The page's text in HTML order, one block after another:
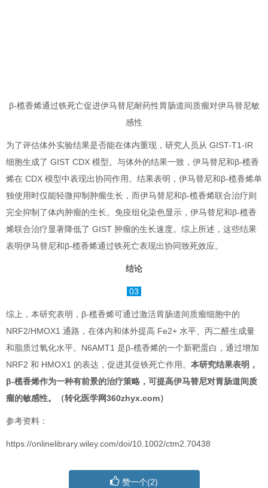
β-榄香烯通过铁死亡促进伊马替尼耐药性胃肠道间质瘤对伊马替尼敏
感性
为了评估体外实验结果是否能在体内重现，研究人员从 GIST-T1-IR
细胞生成了 GIST CDX 模型。与体外的结果一致，伊马替尼和β-榄香
烯在 CDX 模型中表现出协同作用。结果表明，伊马替尼和β-榄香烯单
独使用时仅能轻微抑制肿瘤生长，而伊马替尼和β-榄香烯联合治疗则
完全抑制了体内肿瘤的生长。免疫组化染色显示，伊马替尼和β-榄香
烯联合治疗显著降低了 GIST 肿瘤的生长速度。综上所述，这些结果
表明伊马替尼和β-榄香烯通过铁死亡表现出协同致死效应。
结论
03
综上，本研究表明，β-榄香烯可通过激活胃肠道间质瘤细胞中的
NRF2/HMOX1 通路，在体内和体外提高 Fe2+ 水平、丙二醛生成量
和脂质过氧化水平。N6AMT1 是β-榄香烯的一个新靶蛋白，通过增加
NRF2 和 HMOX1 的表达，促进其促铁死亡作用。 本研究结果表明，
β-榄香烯作为一种有前景的治疗策略，可提高伊马替尼对胃肠道间质
瘤的敏感性。（转化医学网360zhyx.com）
参考资料：
https://onlinelibrary.wiley.com/doi/10.1002/ctm2.70438
赞一个(2)